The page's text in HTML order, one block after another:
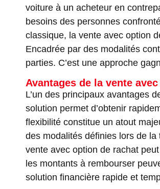
voiture à un acheteur en
besoins des personnes
classique, la vente avec option
Encadrée par des modalités
parties. C’est une approche
Avantages de la vente
L’un des principaux avantages
solution permet d’obtenir
flexibilité constitue un atout
des modalités définies lors de
vente avec option de rachat
les montants à rembourser
solution financière rapide et